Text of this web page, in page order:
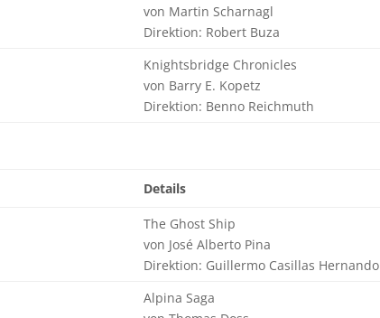
von Martin Scharnagl
Direktion: Robert Buza
Knightsbridge Chronicles
von Barry E. Kopetz
Direktion: Benno Reichmuth
Details
The Ghost Ship
von José Alberto Pina
Direktion: Guillermo Casillas Hernando
Alpina Saga